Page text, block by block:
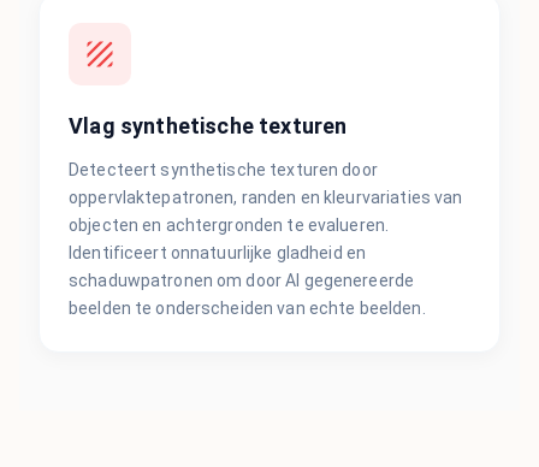
Vlag synthetische texturen
Detecteert synthetische texturen door
oppervlaktepatronen, randen en kleurvariaties van
objecten en achtergronden te evalueren.
Identificeert onnatuurlijke gladheid en
schaduwpatronen om door AI gegenereerde
beelden te onderscheiden van echte beelden.